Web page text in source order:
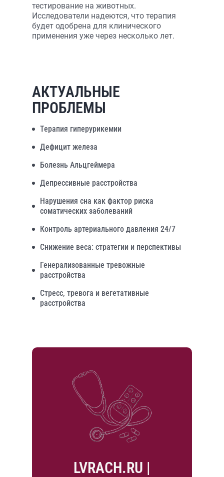
тестирование на животных.
Исследователи надеются, что терапия
будет одобрена для клинического
применения уже через несколько лет.
АКТУАЛЬНЫЕ
ПРОБЛЕМЫ
Терапия гиперурикемии
Дефицит железа
Болезнь Альцгеймера
Депрессивные расстройства
Нарушения сна как фактор риска
соматических заболеваний
Контроль артериального давления 24/7
Снижение веса: стратегии и перспективы
Генерализованные тревожные
расстройства
Стресс, тревога и вегетативные
расстройства
LVRACH.RU |